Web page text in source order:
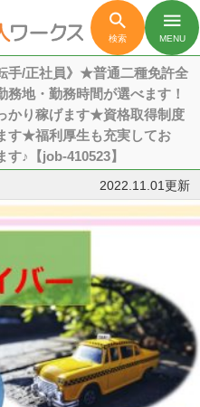

検索
menu
MENU
手/正社員》★普通二種免許全
地・勤務時間が選べます！
かり稼げます★資格取得制度
す★福利厚生も充実してお
♪【job-410523】
2022.11.01更新